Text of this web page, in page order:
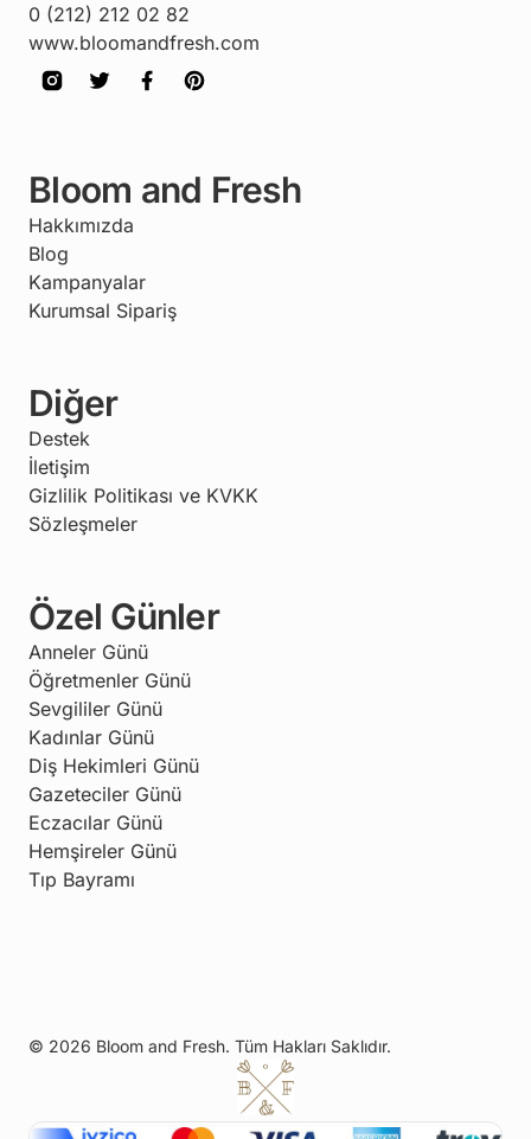
0 (212) 212 02 82
www.bloomandfresh.com
Bloom and Fresh
Hakkımızda
Blog
Kampanyalar
Kurumsal Sipariş
Diğer
Destek
İletişim
Gizlilik Politikası ve KVKK
Sözleşmeler
Özel Günler
Anneler Günü
Öğretmenler Günü
Sevgililer Günü
Kadınlar Günü
Diş Hekimleri Günü
Gazeteciler Günü
Eczacılar Günü
Hemşireler Günü
Tıp Bayramı
© 2026 Bloom and Fresh. Tüm Hakları Saklıdır.